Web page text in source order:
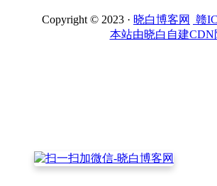
Copyright © 2023 · 晓白博客网
赣
本站由晓白自建CDN